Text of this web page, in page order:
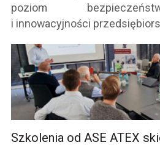
poziom
i innowacyjności
Szkolenia od ASE ATEX